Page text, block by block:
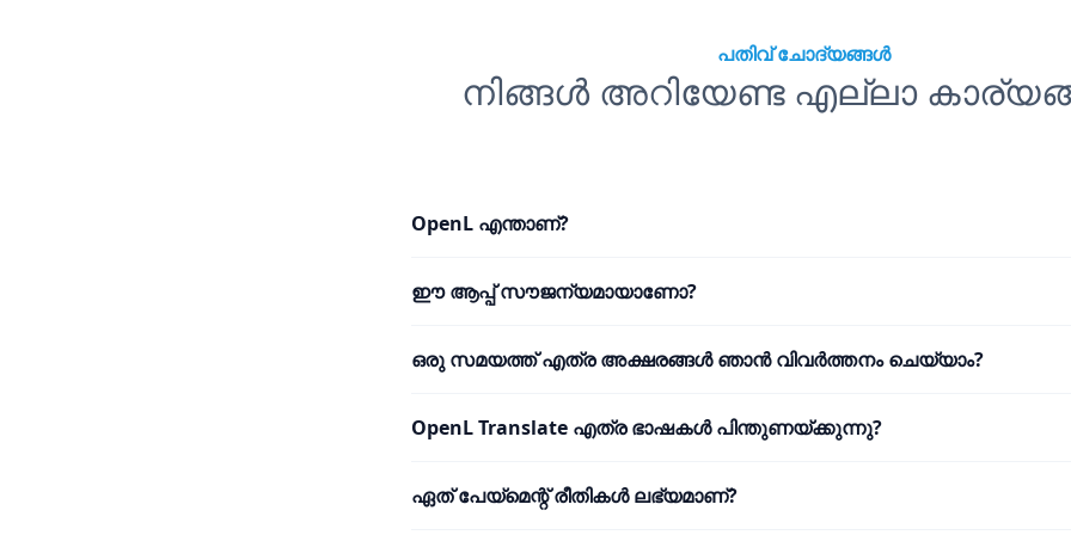
പതിവ് ചോദ്യങ്ങൾ
നിങ്ങൾ അറിയേണ്ട എല്ലാ
OpenL എന്താണ്?
ഈ ആപ്പ് സൗജന്യമായാണോ?
ഒരു സമയത്ത് എത്ര അക്ഷരങ്ങൾ ഞാൻ വിവർത്തനം ചെയ്യാം?
OpenL Translate എത്ര ഭാഷകൾ പിന്തുണയ്ക്കുന്നു?
ഏത് പേയ്മെന്റ് രീതികൾ ലഭ്യമാണ്?